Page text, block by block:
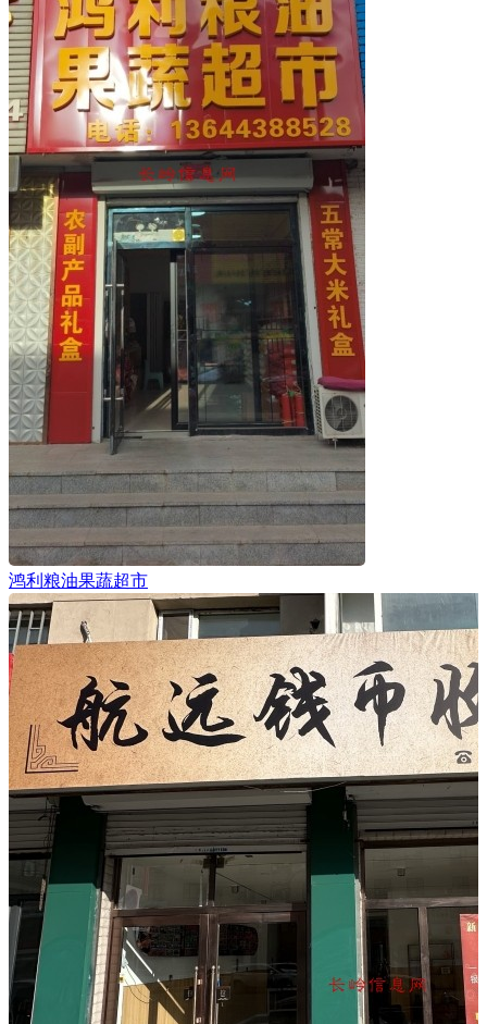
鸿利粮油果蔬超市